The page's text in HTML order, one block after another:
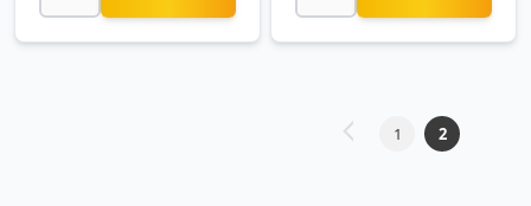
Seite
Seite
Zurück Seite
1
Sie
2